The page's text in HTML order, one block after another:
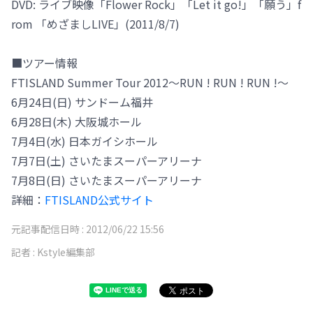
DVD: ライブ映像「Flower Rock」「Let it go!」「願う」f
rom 「めざましLIVE」(2011/8/7)
■ツアー情報
FTISLAND Summer Tour 2012～RUN ! RUN ! RUN !～
6月24日(日) サンドーム福井
6月28日(木) 大阪城ホール
7月4日(水) 日本ガイシホール
7月7日(土) さいたまスーパーアリーナ
7月8日(日) さいたまスーパーアリーナ
詳細： FTISLAND公式サイト
元記事配信日時 : 2012/06/22 15:56
記者 : Kstyle編集部